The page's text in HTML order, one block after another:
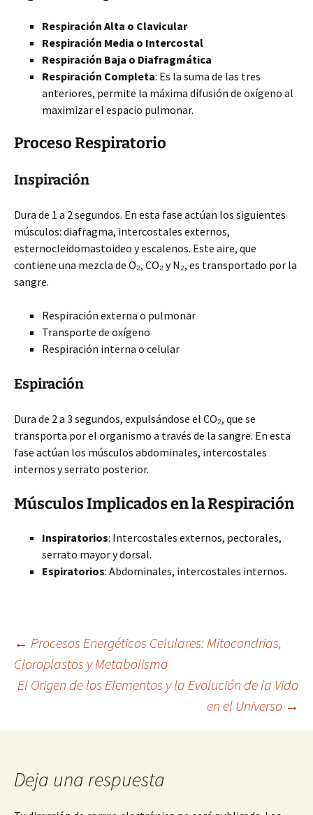
Respiración Alta o Clavicular
Respiración Media o Intercostal
Respiración Baja o Diafragmática
Respiración Completa: Es la suma de las tres
anteriores, permite la máxima difusión de oxígeno al
maximizar el espacio pulmonar.
Proceso Respiratorio
Inspiración
Dura de 1 a 2 segundos. En esta fase actúan los siguientes
músculos: diafragma, intercostales externos,
esternocleidomastoideo y escalenos. Este aire, que
contiene una mezcla de O₂, CO₂ y N₂, es transportado por la
sangre.
Respiración externa o pulmonar
Transporte de oxígeno
Respiración interna o celular
Espiración
Dura de 2 a 3 segundos, expulsándose el CO₂, que se
transporta por el organismo a través de la sangre. En esta
fase actúan los músculos abdominales, intercostales
internos y serrato posterior.
Músculos Implicados en la Respiración
Inspiratorios: Intercostales externos, pectorales,
serrato mayor y dorsal.
Espiratorios: Abdominales, intercostales internos.
Navegación
de
entradas
← Procesos Energéticos Celulares: Mitocondrias,
Cloroplastos y Metabolismo
El Origen de los Elementos y la Evolución de la Vida
en el Universo →
Deja una respuesta